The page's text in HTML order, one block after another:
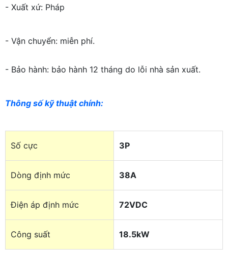
- Xuất xứ: Pháp
- Vận chuyển: miễn phí.
- Bảo hành: bảo hành 12 tháng do lỗi nhà sản xuất.
Thông số kỹ thuật chính:
Số cực 3P
Dòng định mức 38A
Điện áp định mức 72VDC
Công suất 18.5kW